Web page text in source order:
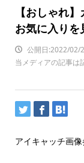
【おしゃれ
お気に入りを
公開日:2022/02/
当メディアの記事は
アイキャッチ画